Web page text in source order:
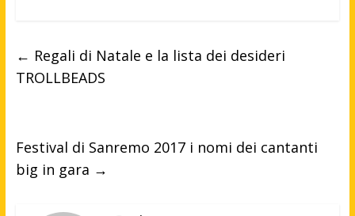
← Regali di Natale e la lista dei desideri
TROLLBEADS
Festival di Sanremo 2017 i nomi dei cantanti
big in gara →